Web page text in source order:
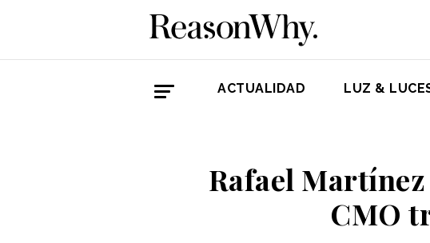
ACTUALIDAD LUZ &
Rafael
CMO